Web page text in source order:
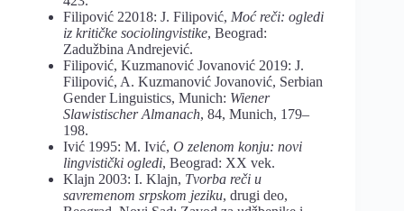
Filipović 22018: J. Filipović, Moć reči: ogledi
iz kritičke sociolingvistike, Beograd:
Zadužbina Andrejević.
Filipović, Kuzmanović Jovanović 2019: J.
Filipović, A. Kuzmanović Jovanović, Serbian
Gender Linguistics, Munich: Wiener
Slawistischer Almanach, 84, Munich, 179–
198.
Ivić 1995: M. Ivić, O zelenom konju: novi
lingvistički ogledi, Beograd: XX vek.
Klajn 2003: I. Klajn, Tvorba reči u
savremenom srpskom jeziku, drugi deo,